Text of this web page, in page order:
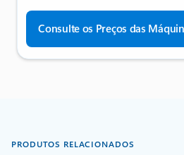
Consulte os Preços das
PRODUTOS RELACIONADOS